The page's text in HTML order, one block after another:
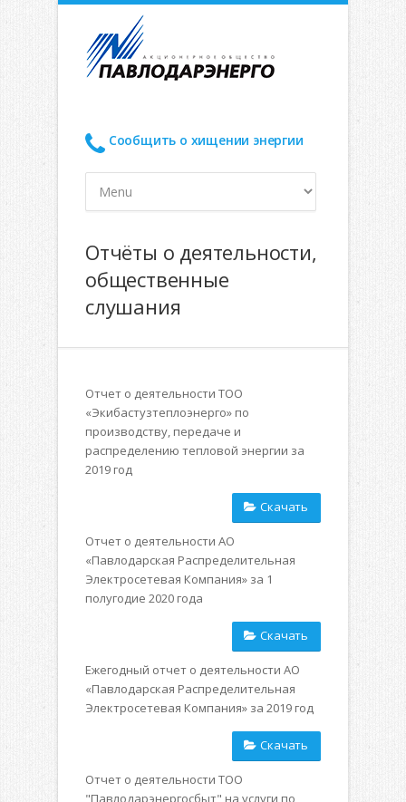
Сообщить о хищении энергии
Отчёты о деятельности,
общественные
слушания
Отчет о деятельности ТОО
«Экибастузтеплоэнерго» по
производству, передаче и
распределению тепловой энергии за
2019 год
Скачать
Отчет о деятельности АО
«Павлодарская Распределительная
Электросетевая Компания» за 1
полугодие 2020 года
Скачать
Ежегодный отчет о деятельности АО
«Павлодарская Распределительная
Электросетевая Компания» за 2019 год
Скачать
Отчет о деятельности ТОО
"Павлодарэнергосбыт" на услуги по